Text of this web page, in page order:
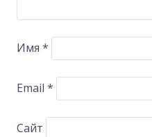
Имя *
Email *
Сайт